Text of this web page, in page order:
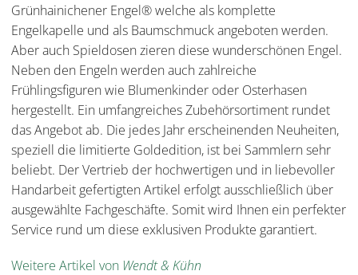
Grünhainichener Engel® welche als komplette
Engelkapelle und als Baumschmuck angeboten werden.
Aber auch Spieldosen zieren diese wunderschönen Engel.
Neben den Engeln werden auch zahlreiche
Frühlingsfiguren wie Blumenkinder oder Osterhasen
hergestellt. Ein umfangreiches Zubehörsortiment rundet
das Angebot ab. Die jedes Jahr erscheinenden Neuheiten,
speziell die limitierte Goldedition, ist bei Sammlern sehr
beliebt. Der Vertrieb der hochwertigen und in liebevoller
Handarbeit gefertigten Artikel erfolgt ausschließlich über
ausgewählte Fachgeschäfte. Somit wird Ihnen ein perfekter
Service rund um diese exklusiven Produkte garantiert.
Weitere Artikel von Wendt & Kühn